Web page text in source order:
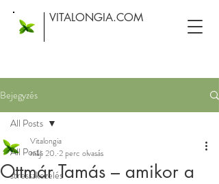
VITALONGIA.COM
Bejegyzés
All Posts
stresszkezelés
All Posts
Ottmár Tamás – amikor a
Vitalongia
máj. 20. 2 perc olvasás